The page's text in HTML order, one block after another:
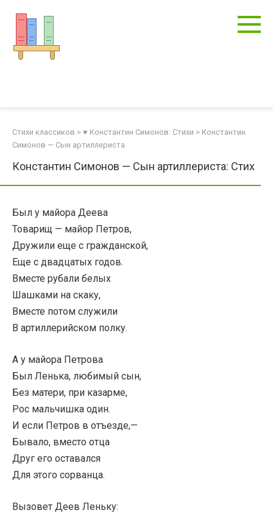
контенту
Стихи классиков > ♥ Константин Симонов: Стихи > Константин
Симонов — Сын артиллериста
Константин Симонов — Сын артиллериста: Стих
Был у майора Деева
Товарищ — майор Петров,
Дружили еще с гражданской,
Еще с двадцатых годов.
Вместе рубали белых
Шашками на скаку,
Вместе потом служили
В артиллерийском полку.
А у майора Петрова
Был Ленька, любимый сын,
Без матери, при казарме,
Рос мальчишка один.
И если Петров в отъезде,—
Бывало, вместо отца
Друг его оставался
Для этого сорванца.
Вызовет Деев Леньку: